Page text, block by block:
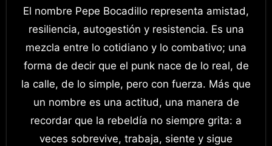
El nombre Pepe Bocadillo representa amistad,
resiliencia, autogestión y resistencia. Es una
mezcla entre lo cotidiano y lo combativo; una
forma de decir que el punk nace de lo real, de
la calle, de lo simple, pero con fuerza. Más que
un nombre es una actitud, una manera de
recordar que la rebeldía no siempre grita: a
veces sobrevive, trabaja, siente y sigue